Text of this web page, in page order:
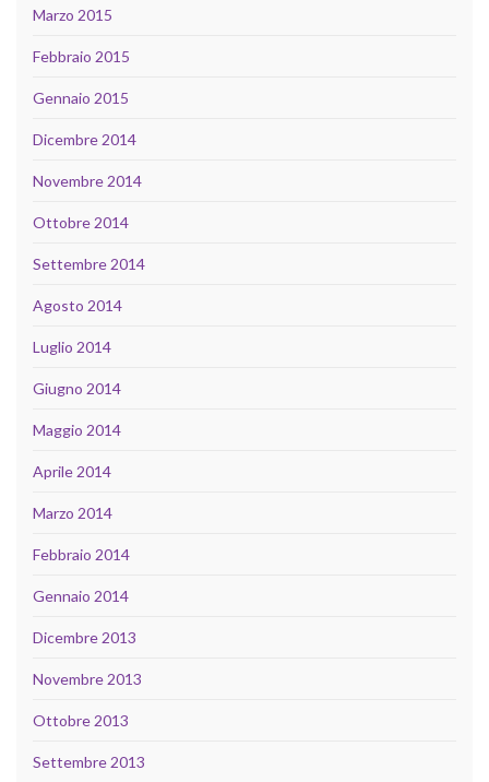
Marzo 2015
Febbraio 2015
Gennaio 2015
Dicembre 2014
Novembre 2014
Ottobre 2014
Settembre 2014
Agosto 2014
Luglio 2014
Giugno 2014
Maggio 2014
Aprile 2014
Marzo 2014
Febbraio 2014
Gennaio 2014
Dicembre 2013
Novembre 2013
Ottobre 2013
Settembre 2013